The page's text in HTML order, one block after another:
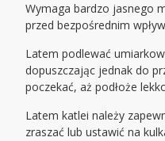
Wymaga bardzo jasnego
przed bezpośrednim
Latem podlewać
dopuszczając jednak do
poczekać, aż podłoże
Latem katlei należy
zraszać lub ustawić na